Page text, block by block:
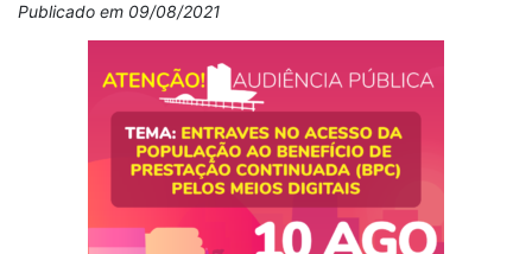
Publicado em 09/08/2021